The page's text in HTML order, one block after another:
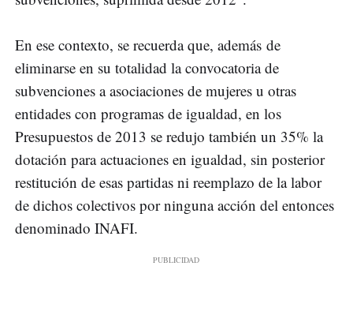
En ese contexto, se recuerda que, además de
eliminarse en su totalidad la convocatoria de
subvenciones a asociaciones de mujeres u otras
entidades con programas de igualdad, en los
Presupuestos de 2013 se redujo también un 35% la
dotación para actuaciones en igualdad, sin posterior
restitución de esas partidas ni reemplazo de la labor
de dichos colectivos por ninguna acción del entonces
denominado INAFI.